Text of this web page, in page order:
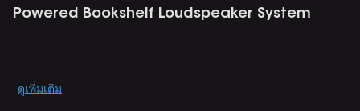
Powered Bookshelf Loudspeaker System
Promotions
ดูเพิ่มเติม